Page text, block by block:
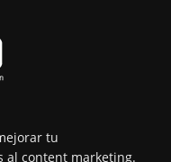
tu
al content marketing.